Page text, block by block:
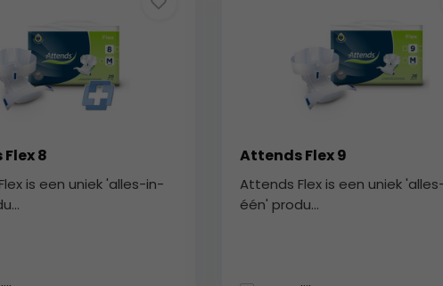
8
is een uniek 'alles-in-
Attends Flex 9
Attends Flex is een uniek
één' produ...